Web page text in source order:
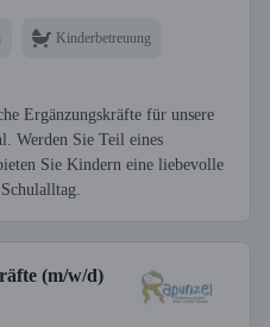
Kinderbetreuung
Ergänzungskräfte für unsere
Werden Sie Teil eines
Sie Kindern eine liebevolle
(m/w/d)